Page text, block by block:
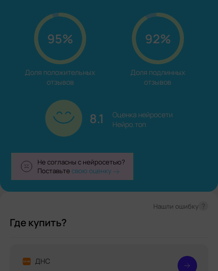
95%
Доля положительных
отзывов
92%
Доля подлинных
отзывов
8.1
Оценка нейросети
Нейро.топ
Не согласны с нейросетью?
Поставьтесвою оценку
Где купить?
Нашли ошибку
ДНС